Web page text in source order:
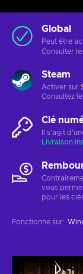
Global
Peut être
Consulter
Steam
Activer sur
Consultez le
Clé
Il s'agit
Livraison
vous
pour les
Fonctionne sur: